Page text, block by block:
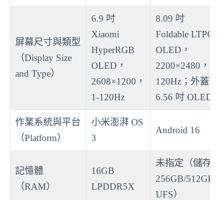
屏幕尺寸與類型
（Display Size
and Type）
6.9 吋
Xiaomi
HyperRGB
OLED，
2608×1200，
1-120Hz
8.09 吋
Foldable LTPO
OLED，
2200×2480，
120Hz；外蓋
6.56 吋 OLED
作業系統與平台
（Platform）
小米澎湃 OS
3
Android 16
記憶體
（RAM）
16GB
LPDDR5X
未指定（儲存
256GB/512GB
UFS）